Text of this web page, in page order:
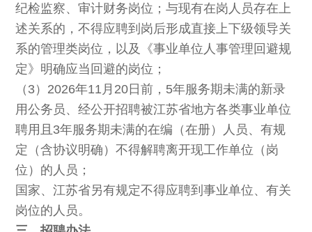
纪检监察、审计财务岗位；与现有在岗人员存在上
述关系的，不得应聘到岗后形成直接上下级领导关
系的管理类岗位，以及《事业单位人事管理回避规
定》明确应当回避的岗位；
（3）2026年11月20日前，5年服务期未满的新录
用公务员、经公开招聘被江苏省地方各类事业单位
聘用且3年服务期未满的在编（在册）人员、有规
定（含协议明确）不得解聘离开现工作单位（岗
位）的人员；
国家、江苏省另有规定不得应聘到事业单位、有关
岗位的人员。